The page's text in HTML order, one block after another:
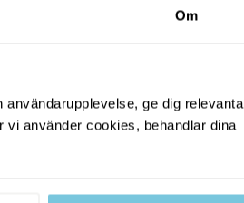
Om
ge dig relevanta
vi använder cookies, behandlar dina